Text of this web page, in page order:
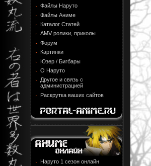
Файлы Наруто
Файлы Аниме
Каталог Статей
AMV ролики, приколы
Форум
Картинки
Юзер / Бигбары
О Наруто
Другое и связь с
администрацией
Раскрутка ваших сайтов
Наруто 1 сезон онлайн